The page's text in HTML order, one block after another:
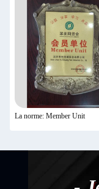
La norme: Member Unit